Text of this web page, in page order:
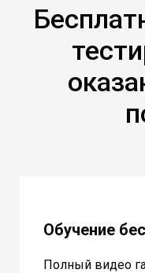
Обучение
Полный видео